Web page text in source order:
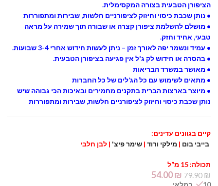
הציפורן הטבעית בצורה המקסימלית.
• נותן שכבת כיסוי וחיזוק לציפורניים חלשות, שבירות ומתפוררות
• מושלם להשלמת ציפורן קצרה או שבורה תוך שמירה על מראה
טבעי, אחיד וחזק.
• עמיד ונשמר יפה לאורך זמן – ניתן לעשות חידוש אחרי 3-4 שבועות.
• בהסרה או חידוש לק ג'ל אין פגיעה בציפורן הטבעית.
• מאושר במשרד הבריאות
• מתאים לשימוש עם כל הג’לים של כל החברות
• מיוצר בארצות הברית בתקנים מחמירים ובאיכות הכי גבוהה שיש
נותן שכבת כיסוי וחיזוק לציפורניים חלשות, שבירות ומתפוררות
קיים בגוונים עדינים:
בייבי בום | מילקי ורוד | שימר פיצ' | לבן חלבי
תכולה: 15 מ”ל
79.90₪
54.00₪
10 במלאי